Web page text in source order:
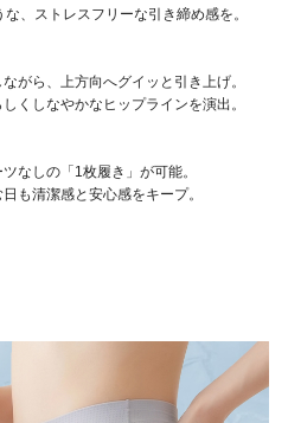
、ストレスフリーな引き締め感を。
がら、上方向へグイッと引き上げ。
くしなやかなヒップラインを演出。
なしの「1枚履き」が可能。
も清潔感と安心感をキープ。